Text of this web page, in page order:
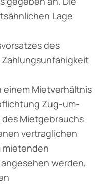
Lage
des
einem Mietverhältnis
Zug-um-
Mietgebrauchs
vertraglichen
mietenden
werden,